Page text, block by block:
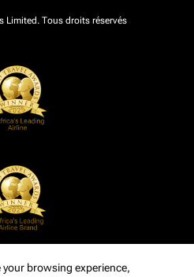
Limited. Tous droits réservés
your browsing experience,